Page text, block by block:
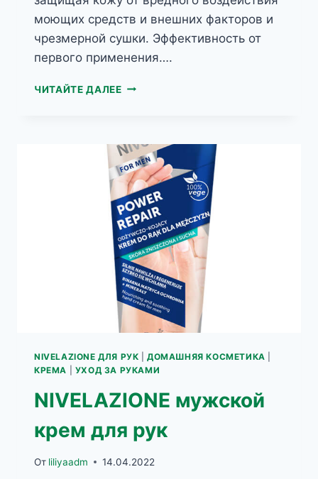
моющих средств и внешних факторов и
чрезмерной сушки. Эффективность от
первого применения….
ЧИТАЙТЕ ДАЛЕЕNIVELAZIONE
ДЛЯ
РУК
HELP
NIVELAZIONE ДЛЯ РУК |ДОМАШНЯЯ КОСМЕТИКА
КРЕМА
УХОД ЗА РУКАМИ
NIVELAZIONE мужской
крем для рук
От liliyaadm 14.04.2022